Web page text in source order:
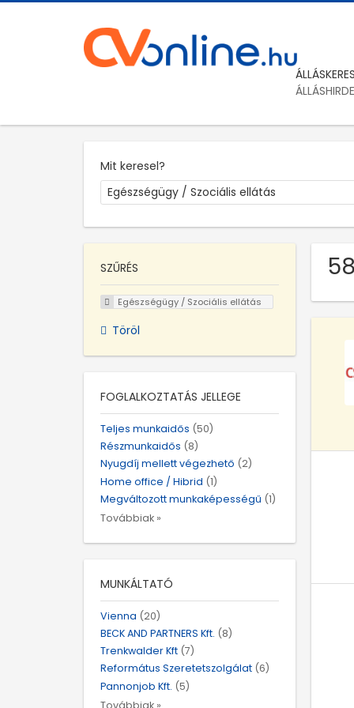
Mit keresel?
SZŰRÉS
Egészségügy / Szociális ellátás
Töröl
FOGLALKOZTATÁS JELLEGE
Teljes munkaidős (50)
Részmunkaidős (8)
Nyugdíj mellett végezhető (2)
Home office / Hibrid (1)
Megváltozott munkaképességű (1)
Továbbiak »
MUNKÁLTATÓ
Vienna (20)
BECK AND PARTNERS Kft. (8)
Trenkwalder Kft (7)
Református Szeretetszolgálat (6)
Pannonjob Kft. (5)
Továbbiak »